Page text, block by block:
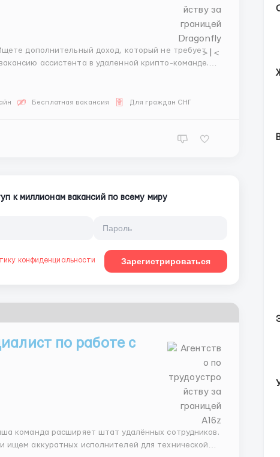
ассистента в удаленной крипто-команде.
Бесплатная вакансия Для граждан СНГ
к миллионам вакансий по всему миру
конфиденциальности Зарегистрироваться
по работе с
аккуратных исполнителей для технической